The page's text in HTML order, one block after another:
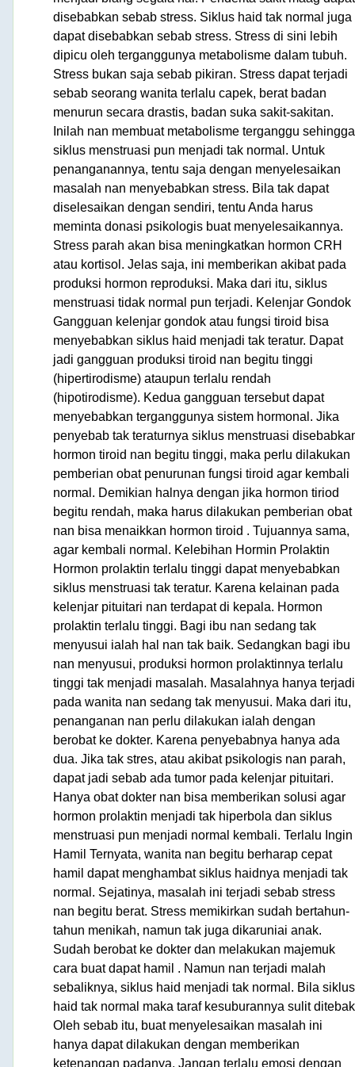
disebabkan sebab stress. Siklus haid tak normal juga
dapat disebabkan sebab stress. Stress di sini lebih
dipicu oleh terganggunya metabolisme dalam tubuh.
Stress bukan saja sebab pikiran. Stress dapat terjadi
sebab seorang wanita terlalu capek, berat badan
menurun secara drastis, badan suka sakit-sakitan.
Inilah nan membuat metabolisme terganggu sehingga
siklus menstruasi pun menjadi tak normal. Untuk
penanganannya, tentu saja dengan menyelesaikan
masalah nan menyebabkan stress. Bila tak dapat
diselesaikan dengan sendiri, tentu Anda harus
meminta donasi psikologis buat menyelesaikannya.
Stress parah akan bisa meningkatkan hormon CRH
atau kortisol. Jelas saja, ini memberikan akibat pada
produksi hormon reproduksi. Maka dari itu, siklus
menstruasi tidak normal pun terjadi. Kelenjar Gondok
Gangguan kelenjar gondok atau fungsi tiroid bisa
menyebabkan siklus haid menjadi tak teratur. Dapat
jadi gangguan produksi tiroid nan begitu tinggi
(hipertirodisme) ataupun terlalu rendah
(hipotirodisme). Kedua gangguan tersebut dapat
menyebabkan terganggunya sistem hormonal. Jika
penyebab tak teraturnya siklus menstruasi
hormon tiroid nan begitu tinggi, maka perlu dilakukan
pemberian obat penurunan fungsi tiroid agar kembali
normal. Demikian halnya dengan jika hormon tiriod
begitu rendah, maka harus dilakukan pemberian obat
nan bisa menaikkan hormon tiroid . Tujuannya sama,
agar kembali normal. Kelebihan Hormin Prolaktin
Hormon prolaktin terlalu tinggi dapat menyebabkan
siklus menstruasi tak teratur. Karena kelainan pada
kelenjar pituitari nan terdapat di kepala. Hormon
prolaktin terlalu tinggi. Bagi ibu nan sedang tak
menyusui ialah hal nan tak baik. Sedangkan bagi ibu
nan menyusui, produksi hormon prolaktinnya terlalu
tinggi tak menjadi masalah. Masalahnya hanya terjadi
pada wanita nan sedang tak menyusui. Maka dari itu,
penanganan nan perlu dilakukan ialah dengan
berobat ke dokter. Karena penyebabnya hanya ada
dua. Jika tak stres, atau akibat psikologis nan parah,
dapat jadi sebab ada tumor pada kelenjar pituitari.
Hanya obat dokter nan bisa memberikan solusi agar
hormon prolaktin menjadi tak hiperbola dan siklus
menstruasi pun menjadi normal kembali. Terlalu Ingin
Hamil Ternyata, wanita nan begitu berharap cepat
hamil dapat menghambat siklus haidnya menjadi tak
normal. Sejatinya, masalah ini terjadi sebab stress
nan begitu berat. Stress memikirkan sudah bertahun-
tahun menikah, namun tak juga dikaruniai anak.
Sudah berobat ke dokter dan melakukan majemuk
cara buat dapat hamil . Namun nan terjadi malah
sebaliknya, siklus haid menjadi tak normal. Bila siklus
haid tak normal maka taraf kesuburannya sulit
Oleh sebab itu, buat menyelesaikan masalah ini
hanya dapat dilakukan dengan memberikan
ketenangan padanya. Jangan terlalu emosi dengan